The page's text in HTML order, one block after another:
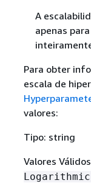
A
apenas
Para obter
escala de
valores:
Tipo: string
Valores